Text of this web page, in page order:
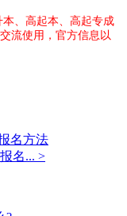
、高起本、高起专成
流使用，官方信息以
名方法
名... >